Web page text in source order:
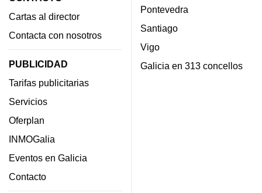
Cartas al director
Contacta con nosotros
PUBLICIDAD
Tarifas publicitarias
Servicios
Oferplan
INMOGalia
Eventos en Galicia
Contacto
Pontevedra
Santiago
Vigo
Galicia en 313 concellos